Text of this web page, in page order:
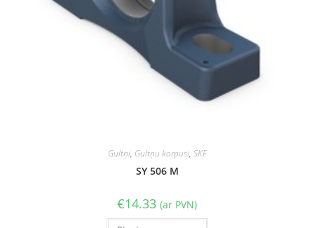
Gultņi, Gultņu korpusi, SKF
SY 506 M
€14.33 (ar PVN)